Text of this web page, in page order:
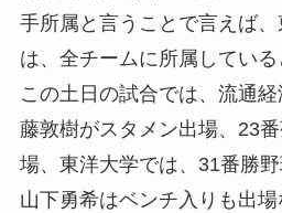
手所属と言うことで言えば
は、全チームに所属している
この土日の試合では、流通
藤敦樹がスタメン出場、23
場、東洋大学では、31番勝
山下勇希はベンチ入りも出